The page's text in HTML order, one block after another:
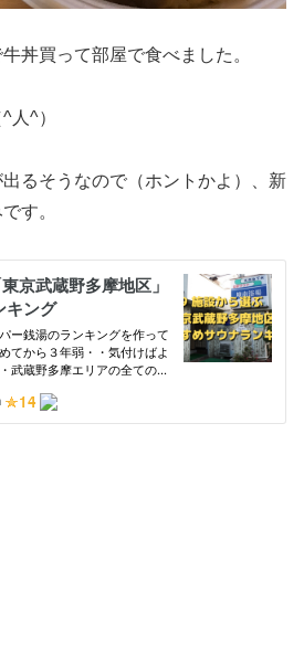
丼買って部屋で食べました。
人^）
るそうなので（ホントかよ）、新
す。